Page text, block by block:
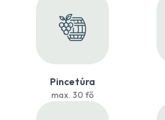
Pincetúra
max. 30 fő